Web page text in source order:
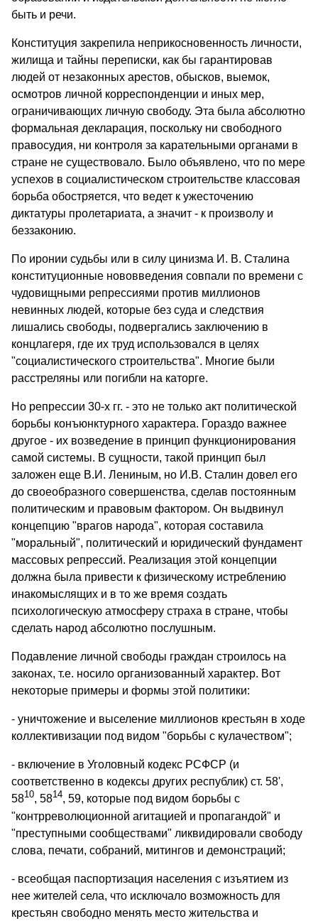
быть и речи.
Конституция закрепила неприкосновенность личности,
жилища и тайны переписки, как бы гарантировав
людей от незаконных арестов, обысков, выемок,
осмотров личной корреспонденции и иных мер,
ограничивающих личную свободу. Эта была абсолютно
формальная декларация, поскольку ни свободного
правосудия, ни контроля за карательными органами в
стране не существовало. Было объявлено, что по мере
успехов в социалистическом строительстве классовая
борьба обостряется, что ведет к ужесточению
диктатуры пролетариата, а значит - к произволу и
беззаконию.
По иронии судьбы или в силу цинизма И. В. Сталина
консти­туционные нововведения совпали по времени с
чудовищными реп­рессиями против миллионов
невинных людей, которые без суда и следствия
лишались свободы, подвергались заключению в
концлаге­ря, где их труд использовался в целях
"социалистического строитель­ства". Многие были
расстреляны или погибли на каторге.
Но репрессии 30-х гг. - это не только акт политической
борьбы конъюнктурного характера. Гораздо важнее
другое - их возведение в принцип функционирования
самой системы. В сущности, такой принцип был
заложен еще В.И. Лениным, но И.В. Сталин довел его
до своеобразного совершенства, сделав постоянным
политическим и правовым фактором. Он выдвинул
концепцию "врагов народа", которая составила
"моральный", политический и юридический фундамент
массовых репрессий. Реализация этой концепции
должна была при­вести к физическому истреблению
инакомыслящих и в то же время создать
психологическую атмосферу страха в стране, чтобы
сделать народ абсолютно послушным.
Подавление личной свободы граждан строилось на
законах, т.е. носило организованный характер. Вот
некоторые примеры и формы этой политики:
- уничтожение и выселение миллионов крестьян в ходе
кол­лективизации под видом "борьбы с кулачеством";
- включение в Уголовный кодекс РСФСР (и
соответственно в кодексы других республик) ст. 58',
5810, 5814, 59, которые под видом борьбы с
"контрреволюционной агитацией и пропагандой" и
"преступными сообществами" ликвидировали свободу
слова, печати, собраний, митингов и демонстраций;
- всеобщая паспортизация населения с изъятием из
нее жителей села, что исключало возможность для
крестьян свободно менять место жительства и